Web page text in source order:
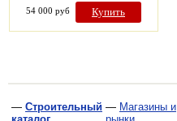
54 000 руб Купить
— Строительный — Магазины и